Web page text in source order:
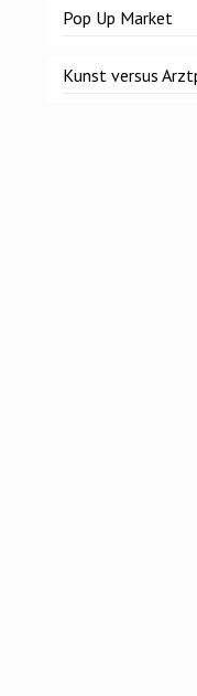
Pop Up Market
Kunst versus